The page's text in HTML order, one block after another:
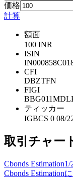
価格
計算
額面
100 INR
ISIN
CFI
DBZTFN
FIGI
ティッカー
IGBCS 0 08/
取引チャー
Cbonds Estimation1/
Cbonds Estimation